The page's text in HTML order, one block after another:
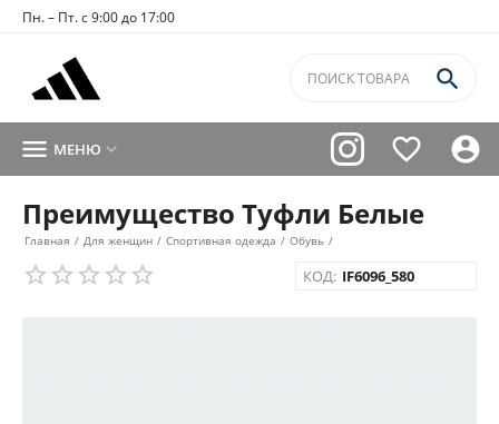
Пн. – Пт. с 9:00 до 17:00



 МЕНЮ 
Преимущество Туфли Белые
Главная / Для женщин / Спортивная одежда / Обувь /
КОД: IF6096_580